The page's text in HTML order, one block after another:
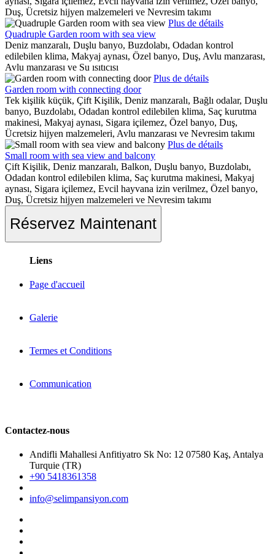
Duş, Ücretsiz hijyen malzemeleri ve Nevresim takımı
Plus de détails
Quadruple Garden room with sea view
Deniz manzaralı, Duşlu banyo, Buzdolabı, Odadan kontrol
edilebilen klima, Makyaj aynası, Özel banyo, Duş, Avlu manzarası,
Avlu manzarası ve Su ısıtıcısı
Plus de détails
Garden room with connecting door
Tek kişilik küçük, Çift Kişilik, Deniz manzaralı, Bağlı odalar, Duşlu
banyo, Buzdolabı, Odadan kontrol edilebilen klima, Saç kurutma
makinesi, Makyaj aynası, Sigara içilemez, Özel banyo, Duş,
Ücretsiz hijyen malzemeleri, Avlu manzarası ve Nevresim takımı
Plus de détails
Small room with sea view and balcony
Çift Kişilik, Deniz manzaralı, Balkon, Duşlu banyo, Buzdolabı,
Odadan kontrol edilebilen klima, Saç kurutma makinesi, Makyaj
aynası, Sigara içilemez, Evcil hayvana izin verilmez, Özel banyo,
Duş, Ücretsiz hijyen malzemeleri ve Nevresim takımı
Réservez Maintenant
Liens
Page d'accueil
Galerie
Termes et Conditions
Communication
Contactez-nous
Andifli Mahallesi Anfitiyatro Sk No: 12 07580 Kaş, Antalya
Turquie (TR)
+90 5418361358
info@selimpansiyon.com